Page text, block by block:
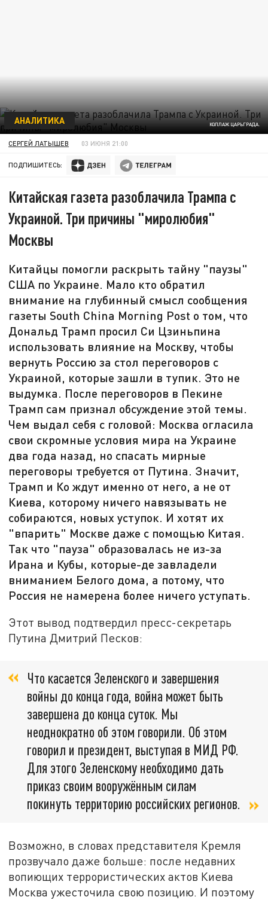
КОЛЛАЖ ЦАРЬГРАДА.
АНАЛИТИКА
СЕРГЕЙ ЛАТЫШЕВ 03 ИЮНЯ 21:00
ПОДПИШИТЕСЬ:
Китайская газета разоблачила Трампа с
Украиной. Три причины "миролюбия"
Москвы
Китайцы помогли раскрыть тайну "паузы"
США по Украине. Мало кто обратил
внимание на глубинный смысл сообщения
газеты South China Morning Post о том, что
Дональд Трамп просил Си Цзиньпина
использовать влияние на Москву, чтобы
вернуть Россию за стол переговоров с
Украиной, которые зашли в тупик. Это не
выдумка. После переговоров в Пекине
Трамп сам признал обсуждение этой темы.
Чем выдал себя с головой: Москва огласила
свои скромные условия мира на Украине
два года назад, но спасать мирные
переговоры требуется от Путина. Значит,
Трамп и Ко ждут именно от него, а не от
Киева, которому ничего навязывать не
собираются, новых уступок. И хотят их
"впарить" Москве даже с помощью Китая.
Так что "пауза" образовалась не из-за
Ирана и Кубы, которые-де завладели
вниманием Белого дома, а потому, что
Россия не намерена более ничего уступать.
Этот вывод подтвердил пресс-секретарь
Путина Дмитрий Песков:
Что касается Зеленского и завершения
войны до конца года, война может быть
завершена до конца суток. Мы
неоднократно об этом говорили. Об этом
говорил и президент, выступая в МИД РФ.
Для этого Зеленскому необходимо дать
приказ своим вооружённым силам
покинуть территорию российских регионов.
Возможно, в словах представителя Кремля
прозвучало даже больше: после недавних
вопиющих террористических актов Киева
Москва ужесточила свою позицию. И поэтому